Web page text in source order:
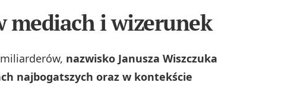
mediach i wizerunek
nazwisko Janusza Wiszczuka
najbogatszych oraz w kontekście